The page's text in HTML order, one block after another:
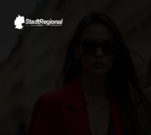
Inhalt